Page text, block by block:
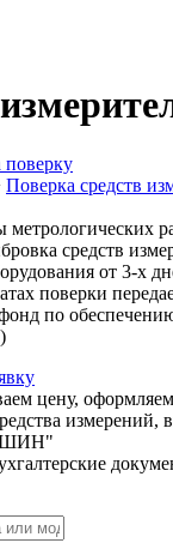
поверку
Поверка средств
средств
от 3-х
поверки
по
цену,
измерений,